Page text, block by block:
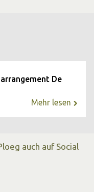
De
Mehr lesen
auch auf Social